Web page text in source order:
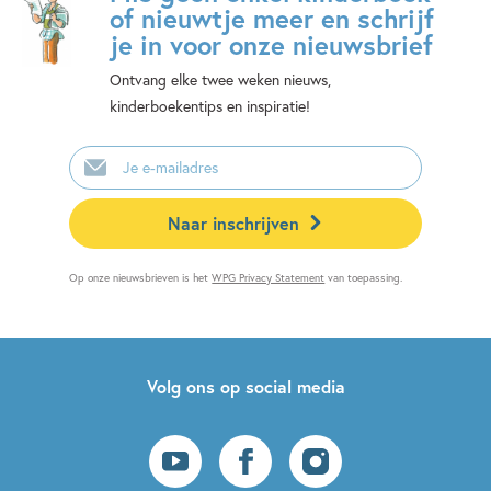
of nieuwtje meer en schrijf
je in voor onze nieuwsbrief
Ontvang elke twee weken nieuws,
kinderboekentips en inspiratie!
E-
mailadres
Naar inschrijven
Op onze nieuwsbrieven is hetWPG Privacy Statement van toepassing.
Volg ons op social media